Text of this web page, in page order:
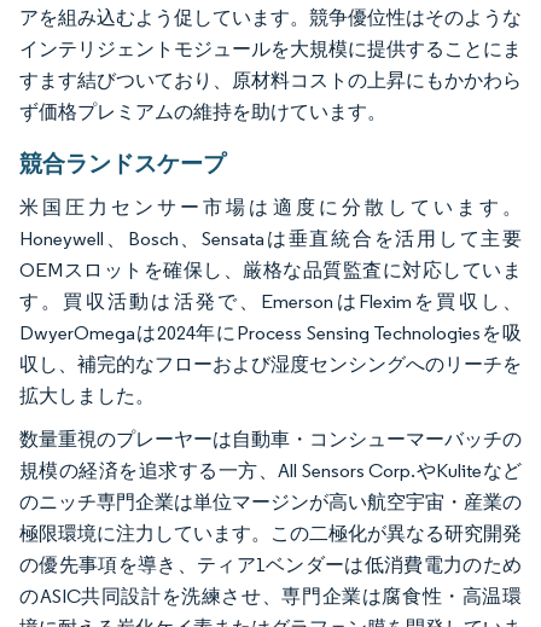
アを組み込むよう促しています。競争優位性はそのような
インテリジェントモジュールを大規模に提供することにま
すます結びついており、原材料コストの上昇にもかかわら
ず価格プレミアムの維持を助けています。
競合ランドスケープ
米国圧力センサー市場は適度に分散しています。
Honeywell、Bosch、Sensataは垂直統合を活用して主要
OEMスロットを確保し、厳格な品質監査に対応していま
す。買収活動は活発で、EmersonはFleximを買収し、
DwyerOmegaは2024年にProcess Sensing Technologiesを吸
収し、補完的なフローおよび湿度センシングへのリーチを
拡大しました。
数量重視のプレーヤーは自動車・コンシューマーバッチの
規模の経済を追求する一方、All Sensors Corp.やKuliteなど
のニッチ専門企業は単位マージンが高い航空宇宙・産業の
極限環境に注力しています。この二極化が異なる研究開発
の優先事項を導き、ティア1ベンダーは低消費電力のため
のASIC共同設計を洗練させ、専門企業は腐食性・高温環